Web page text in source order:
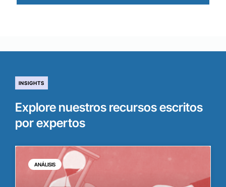
INSIGHTS
Explore nuestros recursos escritos
por expertos
ANÁLISIS